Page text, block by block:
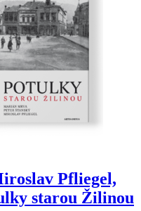
Pfliegel,
starou Žilinou